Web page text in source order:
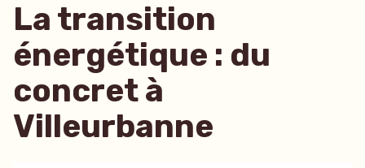
La transition
énergétique : du
concret à
Villeurbanne